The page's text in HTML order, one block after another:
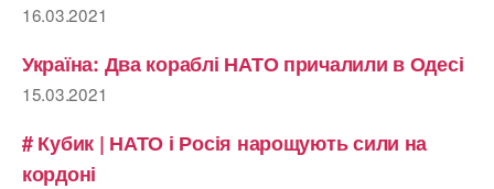
16.03.2021
Україна: Два кораблі НАТО причалили в Одесі
15.03.2021
# Кубик | НАТО і Росія нарощують сили на
кордоні